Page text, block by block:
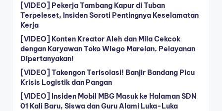
[VIDEO] Pekerja Tambang Kapur di Tuban
Terpeleset, Insiden Soroti Pentingnya Keselamatan
Kerja
[VIDEO] Konten Kreator Aleh dan Mila Cekcok
dengan Karyawan Toko Wiego Marelan, Pelayanan
Dipertanyakan!
[VIDEO] Takengon Terisolasi! Banjir Bandang Picu
Krisis Logistik dan Pangan
[VIDEO] Insiden Mobil MBG Masuk ke Halaman SDN
01 Kali Baru, Siswa dan Guru Alami Luka-Luka